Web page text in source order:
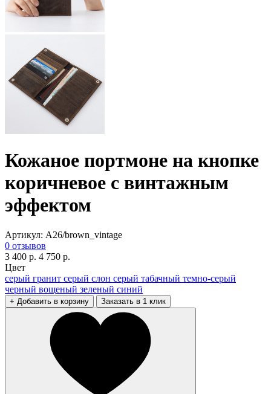
Кожаное портмоне на кнопке
коричневое с винтажным
эффектом
Артикул: A26/brown_vintage
0 отзывов
3 400 р. 4 750 р.
Цвет
серый гранит серый слон серый табачный темно-серый
черный вощеный зеленый синий
+ Добавить в корзину Заказать в 1 клик